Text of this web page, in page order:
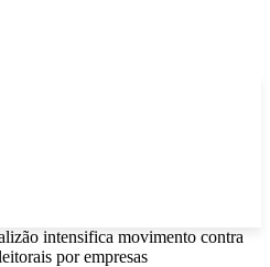
intensifica movimento contra
por empresas